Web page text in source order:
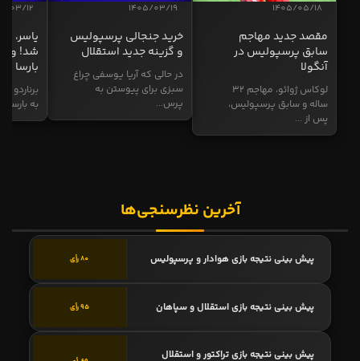
1405/05/18
مقصد جدید مهاجم
سابق پرسپولیس در
آنگولا
لوکاس ژوائو، مهاجم ۳۲
ساله و سابق پرسپولیس،
پس از ...
1405/03/19
خرید جنجالی پرسپولیس
و گزینه جدید استقلال
در حالی که آریا یوسفی چراغ
سبزی برای پیوستن به
پرس...
03/12
یاسر،
شد! و
بارسا
برناردو
به بارسا
آخرین نظرسنجی‌ها
پیش بینی نتیجه بازی هوادار و پرسپولیس 80 رأی
پیش بینی نتیجه بازی استقلال و سپاهان 95 رأی
پیش بینی نتیجه بازی تراکتور و استقلال